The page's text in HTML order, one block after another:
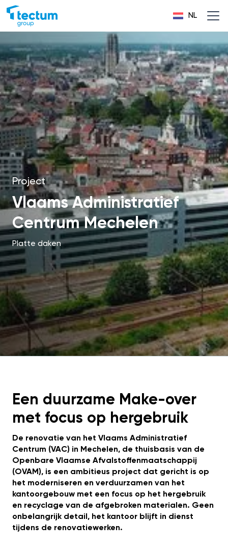
NL
Project
Vlaams Administratief
Centrum Mechelen
Platte daken
Een duurzame Make-over
met focus op hergebruik
De renovatie van het Vlaams Administratief
Centrum (VAC) in Mechelen, de thuisbasis van de
Openbare Vlaamse Afvalstoffenmaatschappij
(OVAM), is een ambitieus project dat gericht is op
het moderniseren en verduurzamen van het
kantoorgebouw met een focus op het hergebruik
en recyclage van de afgebroken materialen. Geen
onbelangrijk detail, het kantoor blijft in dienst
tijdens de renovatiewerken.